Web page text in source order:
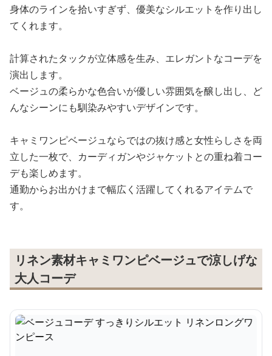
身体のラインを拾いすぎず、優美なシルエットを作り出し
てくれます。
計算されたタックが立体感を生み、エレガントなコーデを
演出します。
ベージュの柔らかな色合いが優しい雰囲気を醸し出し、ど
んなシーンにも馴染みやすいデザインです。
キャミワンピベージュならではの抜け感と女性らしさを両
立した一枚で、カーディガンやジャケットとの重ね着コー
デも楽しめます。
通勤からお出かけまで幅広く活躍してくれるアイテムで
す。
リネン素材キャミワンピベージュで涼しげな
大人コーデ